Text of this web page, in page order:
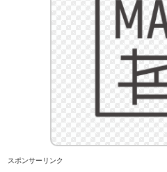
スポンサーリンク